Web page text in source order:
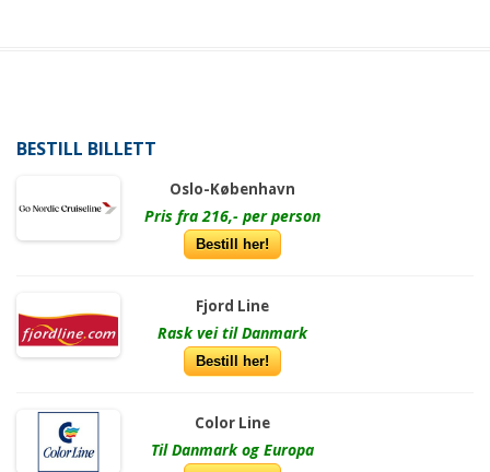
BESTILL BILLETT
Oslo-København
Pris fra 216,- per person
Bestill her!
Fjord Line
Rask vei til Danmark
Bestill her!
Color Line
Til Danmark og Europa